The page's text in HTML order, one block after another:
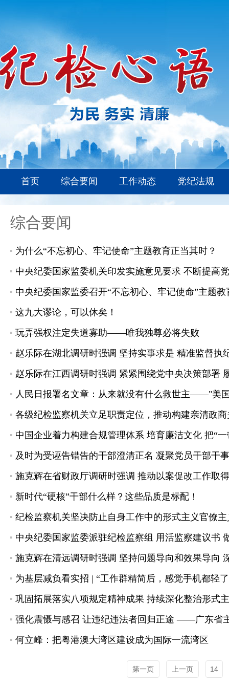
首页 综合要闻 工作动态 党纪法规
综合要闻
为什么“不忘初心、牢记使命”主题教育正当其时？
中央纪委国家监委机关印发实施意见要求 不断提高
这九大谬论，可以休矣！
玩弄强权注定失道寡助——唯我独尊必将失败
赵乐际在湖北调研时强调 坚持实事求是 精准监督执
赵乐际在江西调研时强调 紧紧围绕党中央决策部署
人民日报署名文章：从来就没有什么救世主——"美
各级纪检监察机关立足职责定位，推动构建亲清政
中国企业着力构建合规管理体系 培育廉洁文化 把“
及时为受诬告错告的干部澄清正名 凝聚党员干部干
施克辉在省财政厅调研时强调 推动以案促改工作取
新时代“硬核”干部什么样？这些品质是标配！
纪检监察机关坚决防止自身工作中的形式主义官僚
中央纪委国家监委派驻纪检监察组 用活监察建议书
施克辉在清远调研时强调 坚持问题导向和效果导向
为基层减负看实招 | “工作群精简后，感觉手机都轻
巩固拓展落实八项规定精神成果 持续深化整治形式
强化震慑与感召 让违纪违法者回归正途 ——广东省
何立峰：把粤港澳大湾区建设成为国际一流湾区
第一页 上一页 14